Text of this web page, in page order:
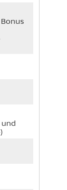
Bonus
und